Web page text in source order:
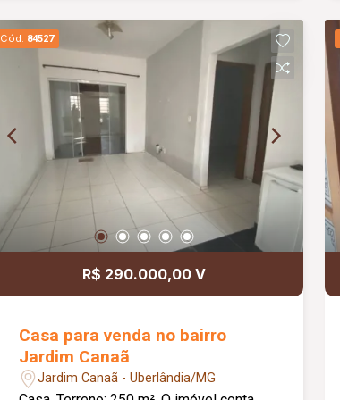
garagem; 01 portão social; Excelente
espaço gourmet, ideal para receber
familiares e amigos.
Cód. 84527
R$ 290.000,00 V
Casa para venda no bairro
Jardim Canaã
Jardim Canaã - Uberlândia/MG